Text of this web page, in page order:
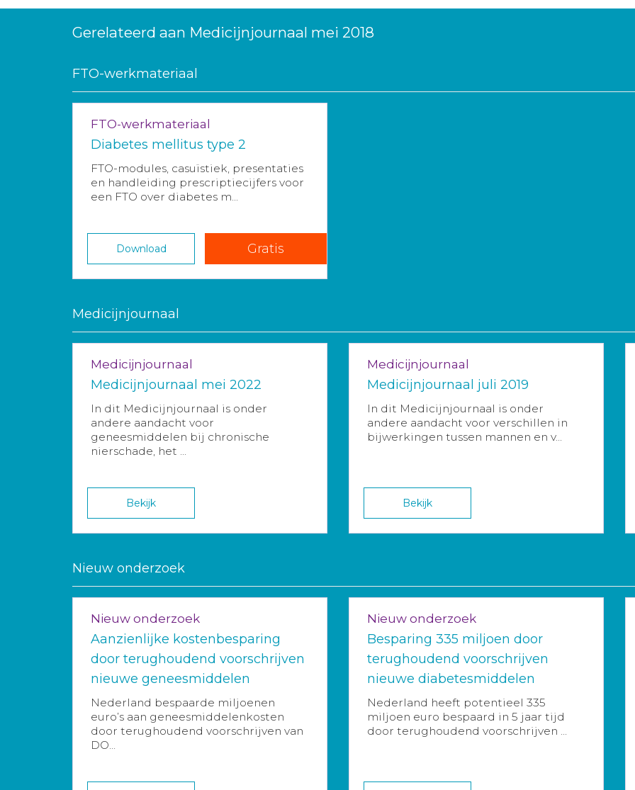
Gerelateerd aan Medicijnjournaal mei 2018
FTO-werkmateriaal
FTO-werkmateriaal
Diabetes mellitus type 2
FTO-modules, casuïstiek, presentaties
en handleiding prescriptiecijfers voor
een FTO over diabetes m...
Download Gratis
Medicijnjournaal
Medicijnjournaal
Medicijnjournaal mei 2022
In dit Medicijnjournaal is onder
andere aandacht voor
geneesmiddelen bij chronische
nierschade, het ...
Bekijk
Medicijnjournaal
Medicijnjournaal juli 2019
In dit Medicijnjournaal is onder
andere aandacht voor verschillen in
bijwerkingen tussen mannen en v...
Bekijk
Nieuw onderzoek
Nieuw onderzoek
Aanzienlijke kostenbesparing
door terughoudend voorschrijven
nieuwe geneesmiddelen
Nederland bespaarde miljoenen
euro’s aan geneesmiddelenkosten
door terughoudend voorschrijven van
DO...
Nieuw onderzoek
Besparing 335 miljoen door
terughoudend voorschrijven
nieuwe diabetesmiddelen
Nederland heeft potentieel 335
miljoen euro bespaard in 5 jaar tijd
door terughoudend voorschrijven ...